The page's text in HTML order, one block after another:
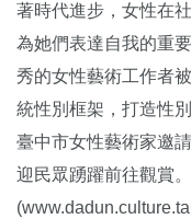
著時代進步， 女性在
為她們表達自我的重要
秀的女性藝術工作者
統性別框架，打造性
臺中市女性藝術家邀請
迎民眾踴躍前往觀賞。
(